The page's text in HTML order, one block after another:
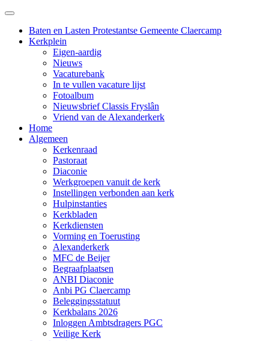
Baten en Lasten Protestantse Gemeente Claercamp
Kerkplein
Eigen-aardig
Nieuws
Vacaturebank
In te vullen vacature lijst
Fotoalbum
Nieuwsbrief Classis Fryslân
Vriend van de Alexanderkerk
Home
Algemeen
Kerkenraad
Pastoraat
Diaconie
Werkgroepen vanuit de kerk
Instellingen verbonden aan kerk
Hulpinstanties
Kerkbladen
Kerkdiensten
Vorming en Toerusting
Alexanderkerk
MFC de Beijer
Begraafplaatsen
ANBI Diaconie
Anbi PG Claercamp
Beleggingsstatuut
Kerkbalans 2026
Inloggen Ambtsdragers PGC
Veilige Kerk